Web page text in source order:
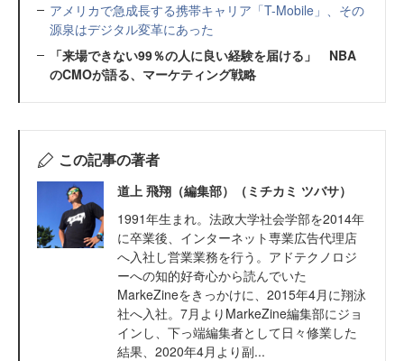
アメリカで急成長する携帯キャリア「T-Mobile」、その
源泉はデジタル変革にあった
「来場できない99％の人に良い経験を届ける」 NBA
のCMOが語る、マーケティング戦略
この記事の著者
道上 飛翔（編集部）（ミチカミ ツバサ）
1991年生まれ。法政大学社会学部を2014年
に卒業後、インターネット専業広告代理店
へ入社し営業業務を行う。アドテクノロジ
ーへの知的好奇心から読んでいた
MarkeZineをきっかけに、2015年4月に翔泳
社へ入社。7月よりMarkeZine編集部にジョ
インし、下っ端編集者として日々修業した
結果、2020年4月より副...